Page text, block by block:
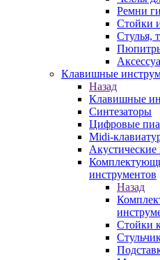
Ремни
Стойки
Стулья,
Клавишные
Назад
Клавишные
Синтезаторы
Цифровые
Midi-
инструментов
Назад
Стойки